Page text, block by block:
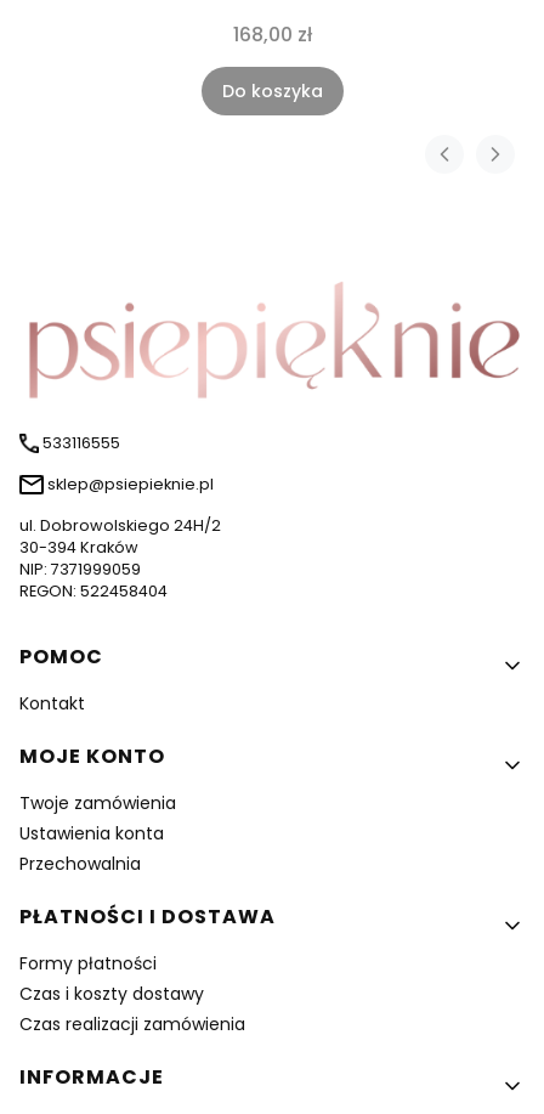
168,00 zł
Do koszyka
533116555
sklep@psiepieknie.pl
ul. Dobrowolskiego 24H/2
30-394 Kraków
NIP: 7371999059
REGON: 522458404
Linki w stopce
POMOC
Kontakt
MOJE KONTO
Twoje zamówienia
Ustawienia konta
Przechowalnia
PŁATNOŚCI I DOSTAWA
Formy płatności
Czas i koszty dostawy
Czas realizacji zamówienia
INFORMACJE